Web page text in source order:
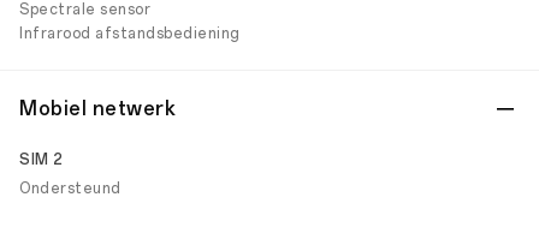
Spectrale sensor
Infrarood afstandsbediening
Mobiel netwerk
SIM 2
Ondersteund